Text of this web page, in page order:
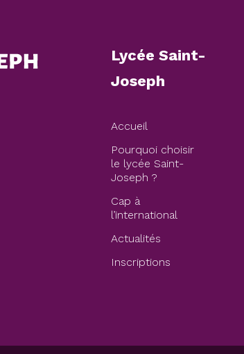
Lycée Saint-
Joseph
Accueil
Pourquoi choisir
le lycée Saint-
Joseph ?
Cap à
l’international
Actualités
Inscriptions